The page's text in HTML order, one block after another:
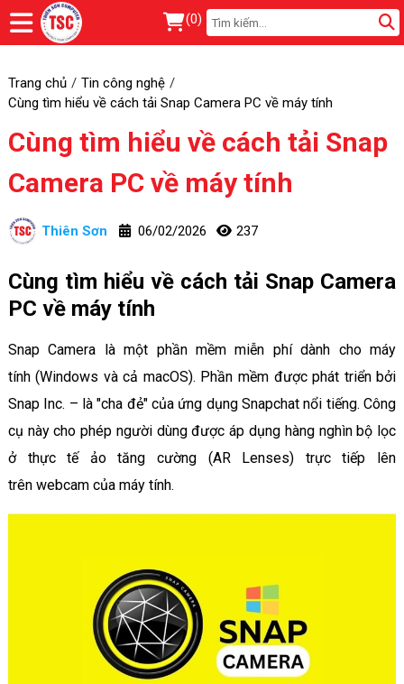
(0)
Trang chủ
Tin công nghệ
Cùng tìm hiểu về cách tải Snap Camera PC về máy tính
Cùng tìm hiểu về cách tải Snap
Camera PC về máy tính
Thiên Sơn 06/02/2026 237
Cùng tìm hiểu về cách tải Snap Camera
PC về máy tính
Snap Camera là một phần mềm miễn phí dành cho máy
tính (Windows và cả macOS). Phần mềm được phát triển bởi
Snap Inc. – là "cha đẻ" của ứng dụng Snapchat nổi tiếng. Công
cụ này cho phép người dùng được áp dụng hàng nghìn bộ lọc
ở thực tế ảo tăng cường (AR Lenses) trực tiếp lên
trên webcam của máy tính.